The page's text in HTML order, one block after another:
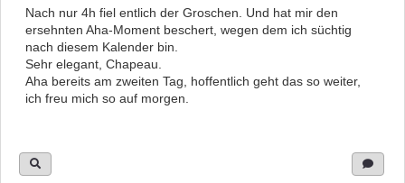
Nach nur 4h fiel entlich der Groschen. Und hat mir den
ersehnten Aha-Moment beschert, wegen dem ich süchtig
nach diesem Kalender bin.
Sehr elegant, Chapeau.
Aha bereits am zweiten Tag, hoffentlich geht das so weiter,
ich freu mich so auf morgen.